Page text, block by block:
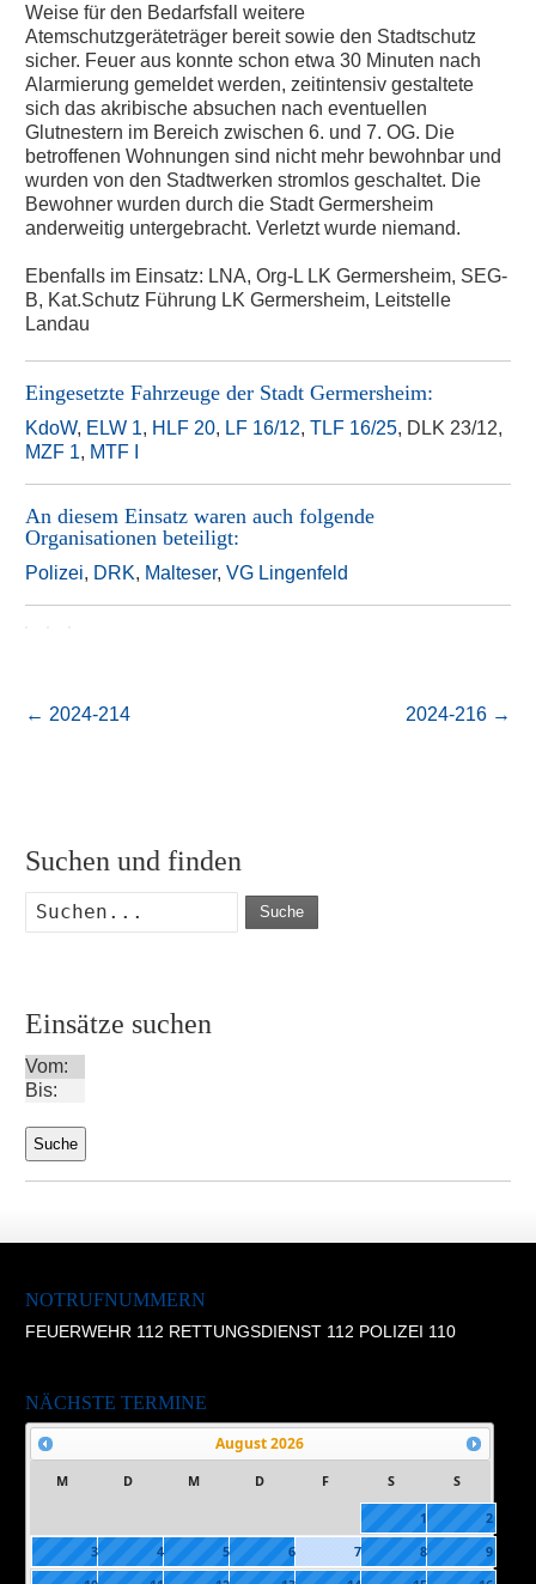
Weise für den Bedarfsfall weitere
Atemschutzgeräteträger bereit sowie den Stadtschutz
sicher. Feuer aus konnte schon etwa 30 Minuten nach
Alarmierung gemeldet werden, zeitintensiv gestaltete
sich das akribische absuchen nach eventuellen
Glutnestern im Bereich zwischen 6. und 7. OG. Die
betroffenen Wohnungen sind nicht mehr bewohnbar und
wurden von den Stadtwerken stromlos geschaltet. Die
Bewohner wurden durch die Stadt Germersheim
anderweitig untergebracht. Verletzt wurde niemand.
Ebenfalls im Einsatz: LNA, Org-L LK Germersheim, SEG-
B, Kat.Schutz Führung LK Germersheim, Leitstelle
Landau
Eingesetzte Fahrzeuge der Stadt Germersheim:
KdoW, ELW 1, HLF 20, LF 16/12,TLF 16/25, DLK 23/12,
MZF 1, MTF I
An diesem Einsatz waren auch folgende
Organisationen beteiligt:
Polizei, DRK, Malteser,VG Lingenfeld
← 2024-214 2024-216 →
Suchen und finden
Suche
Einsätze suchen
Vom:
Bis:
NOTRUFNUMMERN
FEUERWEHR 112 RETTUNGSDIENST 112 POLIZEI 110
NÄCHSTE TERMINE
August2026
M D M D F S S
1
2
3
4 5 6 7 8
9